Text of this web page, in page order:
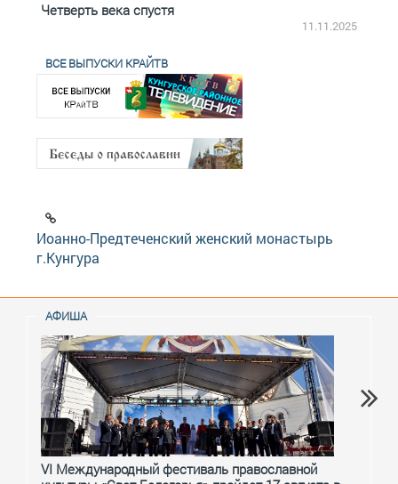
Четверть века спустя
11.11.2025
ВСЕ ВЫПУСКИ КРАЙТВ
Иоанно-Предтеченский женский монастырь
г.Кунгура
АФИША
VI Международный фестиваль православной